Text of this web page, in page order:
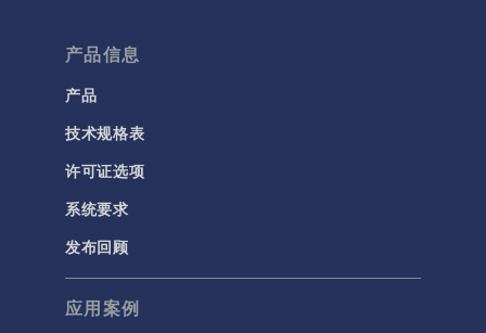
流体流动颗粒跟踪
电磁学
RF 与微波工程
低频电磁学
半导体器件
带电粒子追踪
产品信息
产品
技术规格表
许可证选项
系统要求
发布回顾
应用案例